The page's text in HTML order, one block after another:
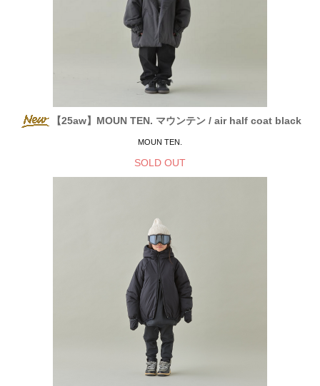
【25aw】MOUN TEN. マウンテン / air half coat black
MOUN TEN.
SOLD OUT